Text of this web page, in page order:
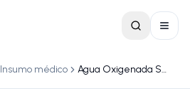
Insumo médico Agua Oxigenada Solución al 3 % – 112 ml